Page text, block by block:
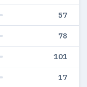
57
78
101
17